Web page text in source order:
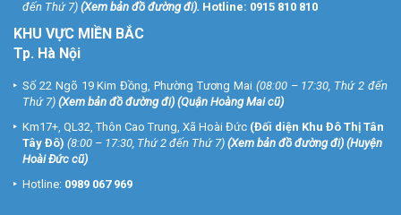
đến Thứ 7) (Xem bản đồ đường đi). Hotline: 0915 810 810
KHU VỰC MIỀN BẮC
Tp. Hà Nội
Số 22 Ngõ 19 Kim Đồng, Phường Tương Mai (08:00 – 17:30, Thứ 2 đến
Thứ 7) (Xem bản đồ đường đi) (Quận Hoàng Mai cũ)
Km17+, QL32, Thôn Cao Trung, Xã Hoài Đức (Đối diện Khu Đô Thị Tân
Tây Đô) (8:00 – 17:30, Thứ 2 đến Thứ 7) (Xem bản đồ đường đi) (Huyện
Hoài Đức cũ)
Hotline: 0989 067 969